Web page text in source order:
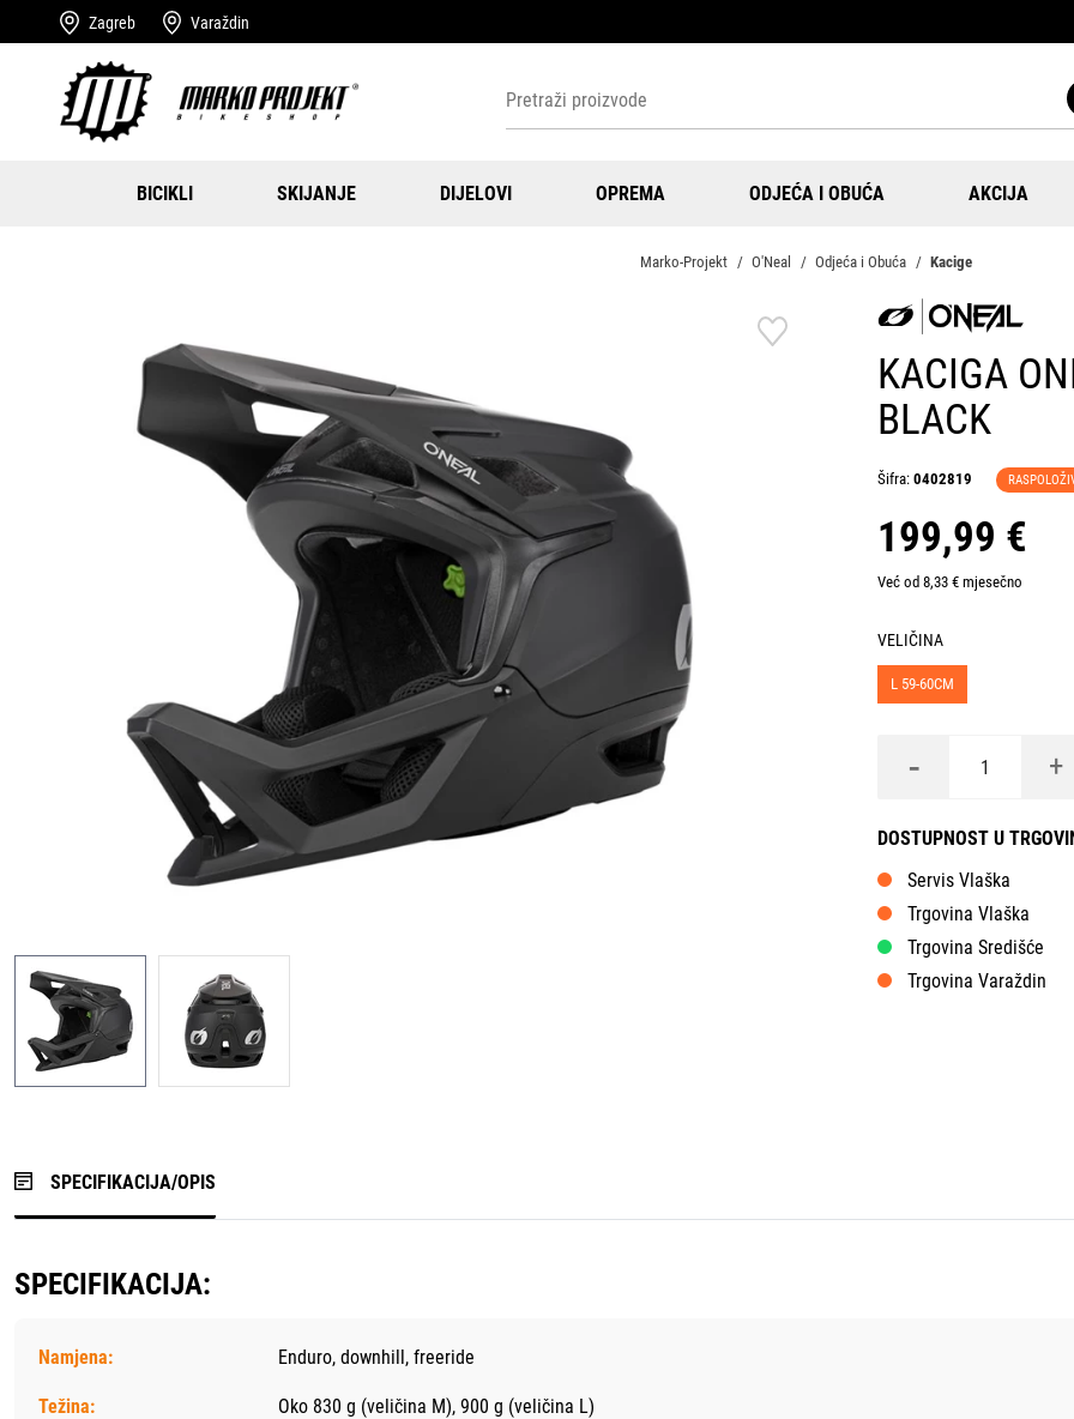
Zagreb Varaždin
BICIKLI SKIJANJE DIJELOVI OPREMA ODJEĆA I OBUĆA AKCIJA
Marko-Projekt O'Neal Odjeća i Obuća Kacige
KACIGA
BLACK
Šifra: 0402819
199,99 €
Već od 8,33 € mjesečno
VELIČINA
L 59-60CM
- +
DOSTUPNOST U
Servis Vlaška
Trgovina Vlaška
Trgovina Središće
Trgovina Varaždin
SPECIFIKACIJA/OPIS
SPECIFIKACIJA:
Namjena: Enduro, downhill, freeride
Težina: Oko 830 g (veličina M), 900 g (veličina L)